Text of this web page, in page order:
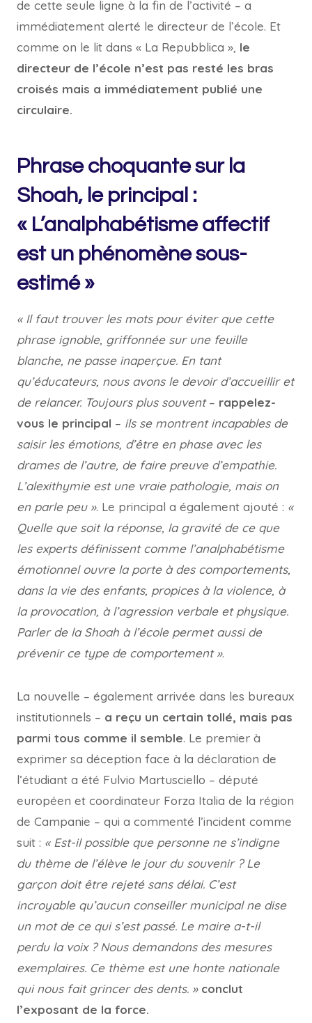
de cette seule ligne à la fin de l’activité – a
immédiatement alerté le directeur de l’école. Et
comme on le lit dans « La Repubblica », le
directeur de l’école n’est pas resté les bras
croisés mais a immédiatement publié une
circulaire.
Phrase choquante sur la
Shoah, le principal :
« L’analphabétisme affectif
est un phénomène sous-
estimé »
« Il faut trouver les mots pour éviter que cette
phrase ignoble, griffonnée sur une feuille
blanche, ne passe inaperçue. En tant
qu’éducateurs, nous avons le devoir d’accueillir et
de relancer. Toujours plus souvent– rappelez-
vous le principal – ils se montrent incapables de
saisir les émotions, d’être en phase avec les
drames de l’autre, de faire preuve d’empathie.
L’alexithymie est une vraie pathologie, mais on
en parle peu ». Le principal a également ajouté : «
Quelle que soit la réponse, la gravité de ce que
les experts définissent comme l’analphabétisme
émotionnel ouvre la porte à des comportements,
dans la vie des enfants, propices à la violence, à
la provocation, à l’agression verbale et physique.
Parler de la Shoah à l’école permet aussi de
prévenir ce type de comportement ».
La nouvelle – également arrivée dans les bureaux
institutionnels – a reçu un certain tollé, mais pas
parmi tous comme il semble. Le premier à
exprimer sa déception face à la déclaration de
l’étudiant a été Fulvio Martusciello – député
européen et coordinateur Forza Italia de la région
de Campanie – qui a commenté l’incident comme
suit : « Est-il possible que personne ne s’indigne
du thème de l’élève le jour du souvenir ? Le
garçon doit être rejeté sans délai. C’est
incroyable qu’aucun conseiller municipal ne dise
un mot de ce qui s’est passé. Le maire a-t-il
perdu la voix ? Nous demandons des mesures
exemplaires. Ce thème est une honte nationale
qui nous fait grincer des dents. » conclut
l’exposant de la force.